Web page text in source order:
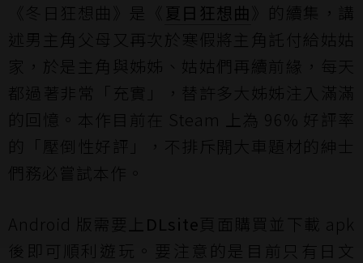
《冬日狂想曲》是《 夏日狂想曲
》的續集，講
述男主角父母又再次於寒假將主角託付給姑姑
家，於是主角與姊姊、姑姑們再續前緣，每天
都過著非常「充實」，替許多大姊姊注入滿滿
的回憶。本作目前在 Steam 上為 96% 好評率
的「壓倒性好評」，不排斥開大車題材的紳士
們務必嘗試本作。
Android 版需要上 DLsite 頁面購買並下載 apk
後即可順利遊玩。要注意的是目前只有日文